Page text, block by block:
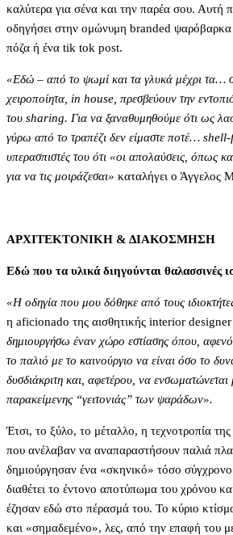
καλύτερα για σένα και την παρέα σου. Αυτή
οδηγήσει στην ομώνυμη branded ψαρόβαρκα
πόζα ή ένα tik tok post.
«Εδώ – από το ψωμί και τα γλυκά μέχρι τα…
χειροποίητα, in house, πρεσβεύουν την
του sharing. Για να ξαναθυμηθούμε ότι ως
γύρω από το τραπέζι δεν είμαστε ποτέ…
υπερασπιστές του ότι «οι απολαύσεις, όπως
για να τις μοιράζεσαι» καταλήγει ο Άγγελος
ΑΡΧΙΤΕΚΤΟΝΙΚΗ & ΔΙΑΚΟΣΜΗΣΗ
Εδώ που τα υλικά διηγούνται θαλασσινές
«Η οδηγία που μου δόθηκε από τους
η aficionado της αισθητικής interior designer
δημιουργήσω έναν χώρο εστίασης όπου,
το παλιό με το καινούργιο να είναι όσο το
δυσδιάκριτη και, αφετέρου, να ενσωματώνεται
παρακείμενης “γειτονιάς” των ψαράδων».
Έτσι, το ξύλο, το μέταλλο, η τεχνοτροπία
που ανέλαβαν να αναπαραστήσουν παλιά
δημιούργησαν ένα «σκηνικό» τόσο
διαθέτει το έντονο αποτύπωμα του χρόνου
έζησαν εδώ στο πέρασμά του. Το κύριο
και «σημαδεμένο», λες, από την επαφή του